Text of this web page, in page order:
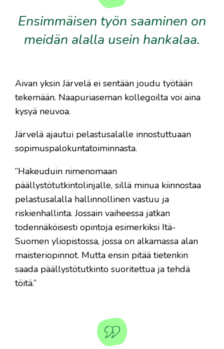
Ensimmäisen työn saaminen on
meidän alalla usein hankalaa.
Aivan yksin Järvelä ei sentään joudu työtään
tekemään. Naapuriaseman kollegoilta voi aina
kysyä neuvoa.
Järvelä ajautui pelastusalalle innostuttuaan
sopimuspalokuntatoiminnasta.
”Hakeuduin nimenomaan
päällystötutkintolinjalle, sillä minua kiinnostaa
pelastusalalla hallinnollinen vastuu ja
riskienhallinta. Jossain vaiheessa jatkan
todennäköisesti opintoja esimerkiksi Itä-
Suomen yliopistossa, jossa on alkamassa alan
maisteriopinnot. Mutta ensin pitää tietenkin
saada päällystötutkinto suoritettua ja tehdä
töitä.”